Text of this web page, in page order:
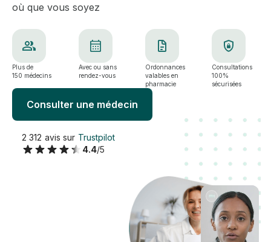
où que vous soyez
Plus de
150 médecins
Avec ou sans
rendez-vous
Ordonnances
valables en
pharmacie
Consultations
100%
sécurisées
Consulter une médecin
2 312 avis sur Trustpilot
4.4/5